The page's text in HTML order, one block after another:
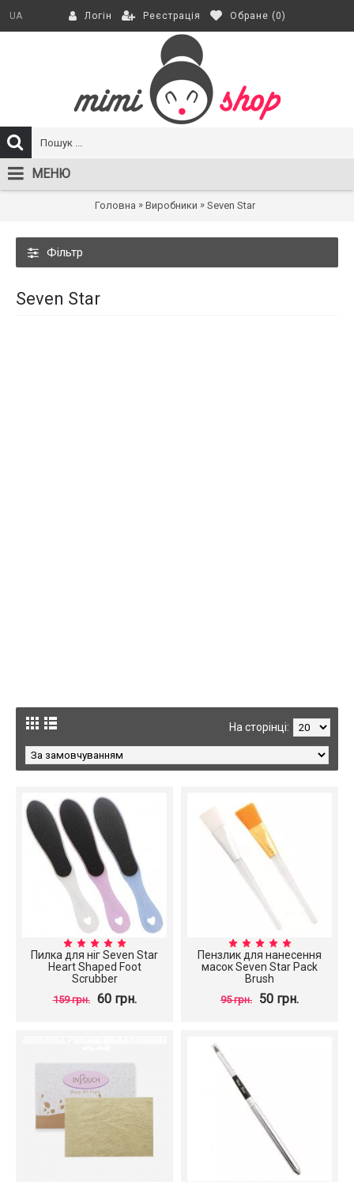
UA Логін Реєстрація Обране (0)
МЕНЮ
Головна » Виробники » Seven Star
Фільтр
Seven Star
На сторінці:
Пилка для ніг Seven Star
Heart Shaped Foot
Scrubber
159 грн. 60 грн.
Пензлик для нанесення
масок Seven Star Pack
Brush
95 грн. 50 грн.